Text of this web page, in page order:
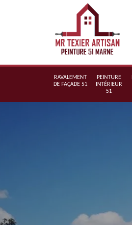
RAVALEMENT
DE FAÇADE 51
PEINTURE
INTÉRIEUR
51